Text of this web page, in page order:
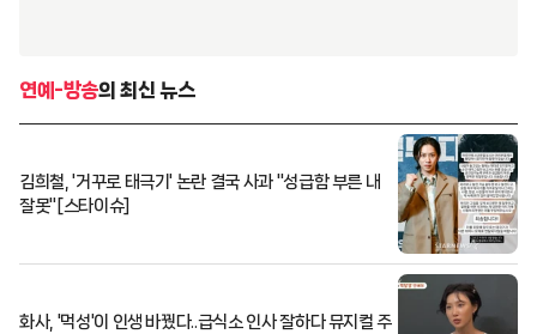
연예-방송의 최신 뉴스
김희철, '거꾸로 태극기' 논란 결국 사과 "성급함 부른 내
잘못"[스타이슈]
화사, '먹성'이 인생 바꿨다..급식소 인사 잘하다 뮤지컬 주